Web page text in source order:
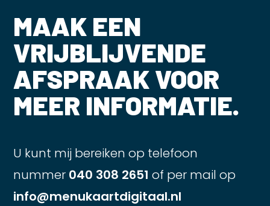
MAAK EEN
VRIJBLIJVENDE
AFSPRAAK VOOR
MEER INFORMATIE.
U kunt mij bereiken op telefoon
nummer 040 308 2651 of per mail op
info@menukaartdigitaal.nl